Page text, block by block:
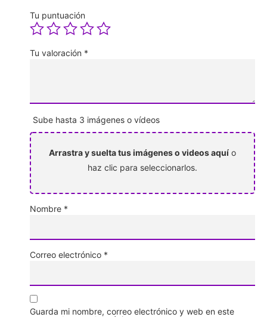
Tu puntuación
Tu valoración *
Sube hasta 3 imágenes o vídeos
Arrastra y suelta tus imágenes o videos aquí o
haz clic para seleccionarlos.
Nombre *
Correo electrónico *
Guarda mi nombre, correo electrónico y web en este